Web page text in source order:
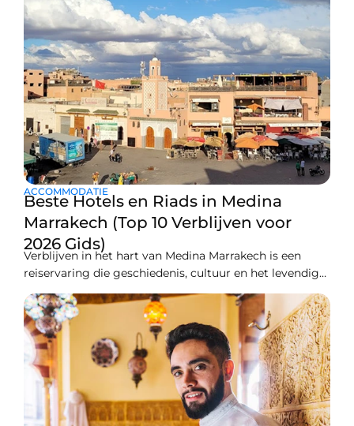
ACCOMMODATIE
Beste Hotels en Riads in Medina
Marrakech (Top 10 Verblijven voor
2026 Gids)
Verblijven in het hart van Medina Marrakech is een
reiservaring die geschiedenis, cultuur en het levendige
lokale leven combineert. De Medina is de oude
ommuurde stad, een doolhof van smalle straatjes,
drukke souks, oude paleizen, dakterrascafé’s en
verborgen binnenplaatsen. Veel bezoekers die zoeken
naar hotels in Marrakech Medina of hotels